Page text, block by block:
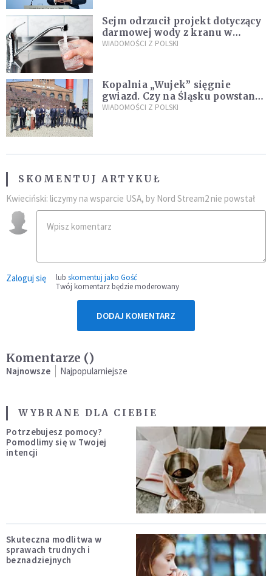
Sejm odrzucił projekt dotyczący
darmowej wody z kranu w
restauracjach
WIADOMOŚCI Z POLSKI
Kopalnia „Wujek” sięgnie
gwiazd. Czy na Śląsku powstanie
„Dolina Krzemowa”?
WIADOMOŚCI Z POLSKI
SKOMENTUJ ARTYKUŁ
Kwieciński: liczymy na wsparcie USA, by Nord Stream2 nie powstał
Zaloguj się lub skomentuj jako Gość
Twój komentarz będzie moderowany
DODAJ KOMENTARZ
Komentarze ()
Najnowsze Najpopularniejsze
WYBRANE DLA CIEBIE
Potrzebujesz pomocy?
Pomodlimy się w Twojej
intencji
Skuteczna modlitwa w
sprawach trudnych i
beznadziejnych